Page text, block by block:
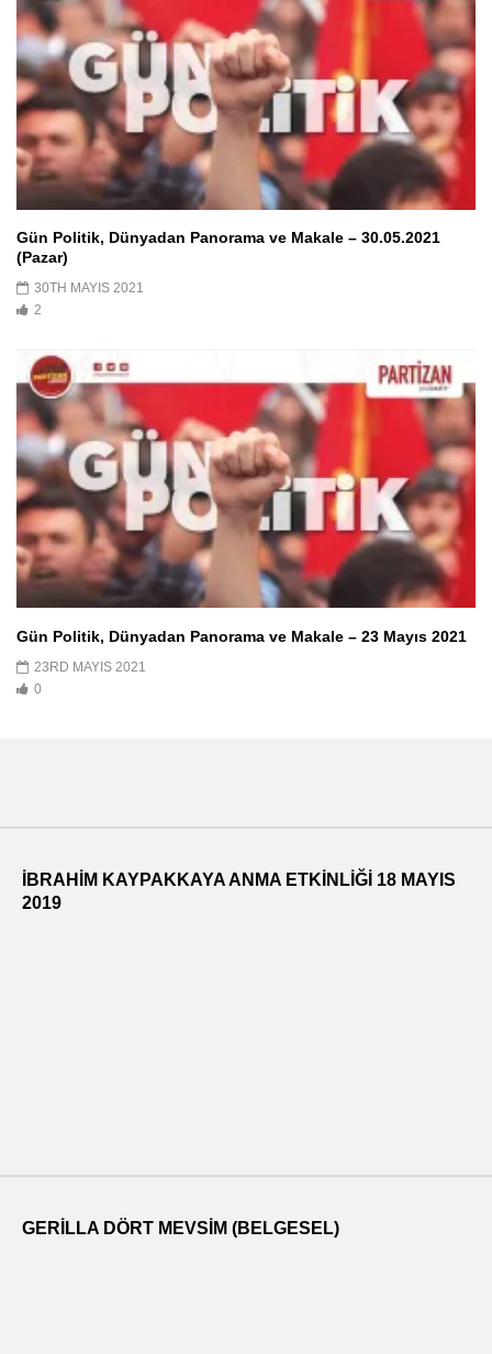
Gün Politik, Dünyadan Panorama ve Makale – 30.05.2021
(Pazar)
30TH MAYIS 2021
2
Gün Politik, Dünyadan Panorama ve Makale – 23 Mayıs 2021
23RD MAYIS 2021
0
İBRAHİM KAYPAKKAYA ANMA ETKİNLİĞİ 18 MAYIS
2019
GERILLA DÖRT MEVSIM (BELGESEL)